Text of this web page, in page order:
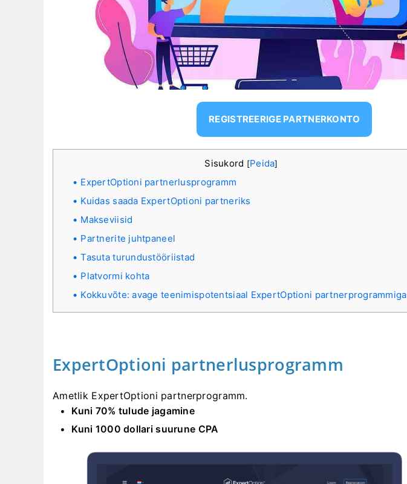
REGISTREERIGE PARTNERKONTO
Sisukord [Peida]
ExpertOptioni partnerlusprogramm
Kuidas saada ExpertOptioni partneriks
Makseviisid
Partnerite juhtpaneel
Tasuta turundustööriistad
Platvormi kohta
Kokkuvõte: avage teenimispotentsiaal ExpertOptioni partnerprogrammiga
ExpertOptioni partnerlusprogramm
Ametlik ExpertOptioni partnerprogramm.
Kuni 70% tulude jagamine
Kuni 1000 dollari suurune CPA